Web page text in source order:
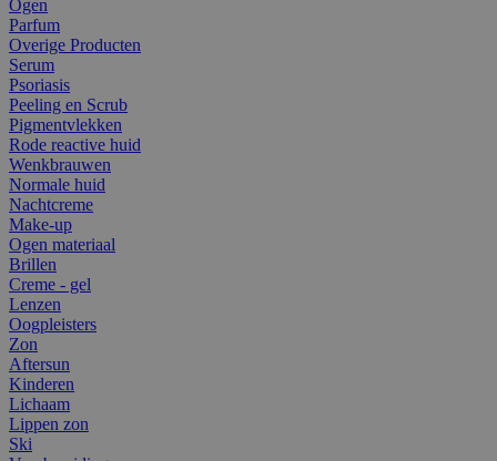
Ogen
Parfum
Overige Producten
Serum
Psoriasis
Peeling en Scrub
Pigmentvlekken
Rode reactive huid
Wenkbrauwen
Normale huid
Nachtcreme
Make-up
Ogen materiaal
Brillen
Creme - gel
Lenzen
Oogpleisters
Zon
Aftersun
Kinderen
Lichaam
Lippen zon
Ski